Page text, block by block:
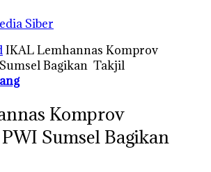
Siber
IKAL Lemhannas Komprov
Bagikan Takjil
Komprov
Sumsel Bagikan